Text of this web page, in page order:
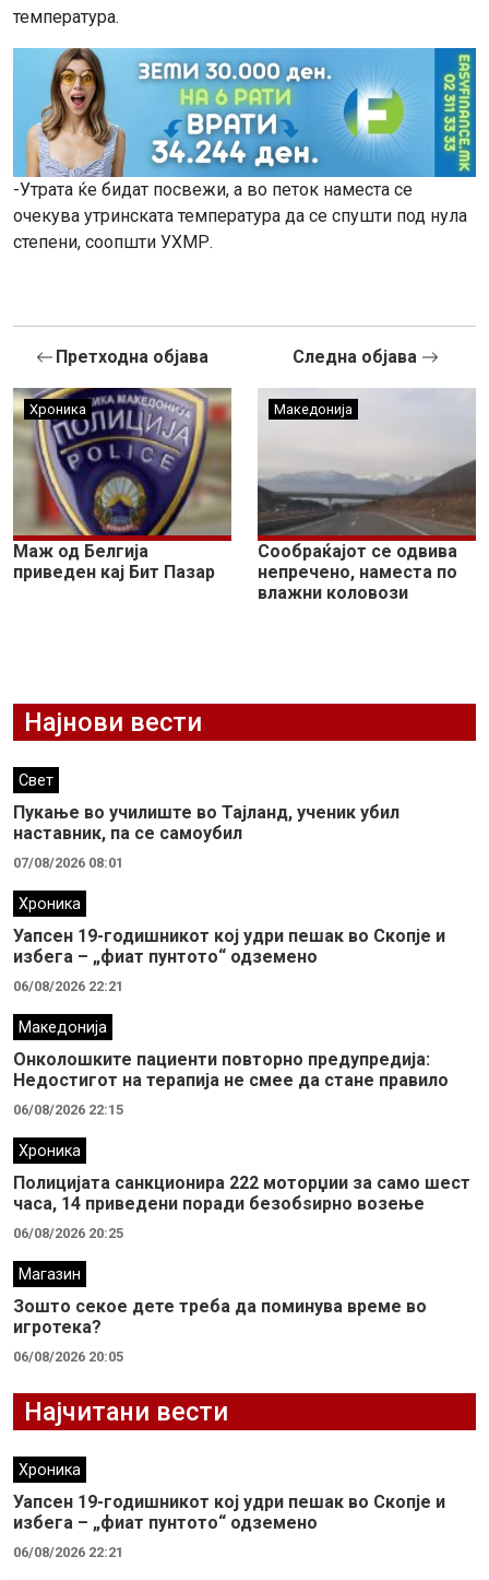
температура.
-Утрата ќе бидат посвежи, a во петок наместа се
очекува утринската температура да се спушти под нула
степени, соопшти УХМР.
Претходна објава
Хроника
Маж од Белгија
приведен кај Бит Пазар
Следна објава
Македонија
Сообраќајот се одвива
непречено, наместа по
влажни коловози
Најнови вести
Свет
Пукање во училиште во Тајланд, ученик убил
наставник, па се самоубил
07/08/2026 08:01
Хроника
Уапсен 19-годишникот кој удри пешак во Скопје и
избега – „фиат пунтото“ одземено
06/08/2026 22:21
Македонија
Онколошките пациенти повторно предупредија:
Недостигот на терапија не смее да стане правило
06/08/2026 22:15
Хроника
Полицијата санкционира 222 моторџии за само шест
часа, 14 приведени поради безобѕирно возење
06/08/2026 20:25
Магазин
Зошто секое дете треба да поминува време во
игротека?
06/08/2026 20:05
Најчитани вести
Хроника
Уапсен 19-годишникот кој удри пешак во Скопје и
избега – „фиат пунтото“ одземено
06/08/2026 22:21